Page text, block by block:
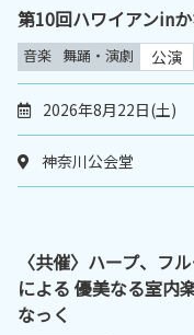
第10回ハワイアンin
音楽 舞踊・演劇 公演
2026年8月22日(土)
神奈川公会堂
〈共催〉ハープ、フ
による 優美なる室内
なっく